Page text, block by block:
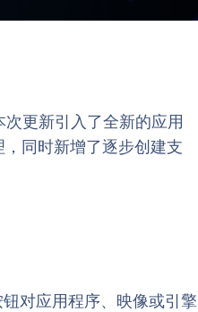
次更新引入了全新的应用
同时新增了逐步创建支
对应用程序、映像或引擎